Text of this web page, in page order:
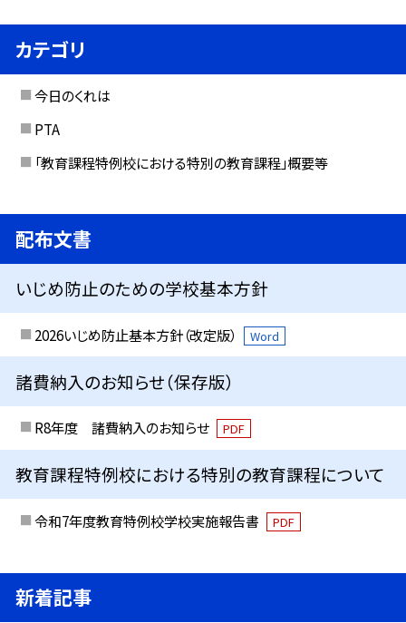
カテゴリ
今日のくれは
PTA
「教育課程特例校における特別の教育課程」概要等
配布文書
いじめ防止のための学校基本方針
2026いじめ防止基本方針（改定版） Word
諸費納入のお知らせ（保存版）
R8年度 諸費納入のお知らせ PDF
教育課程特例校における特別の教育課程について
令和7年度教育特例校学校実施報告書 PDF
新着記事